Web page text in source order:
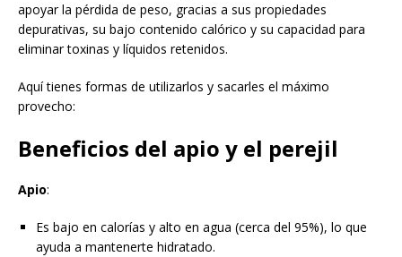
apoyar la pérdida de peso, gracias a sus propiedades
depurativas, su bajo contenido calórico y su capacidad para
eliminar toxinas y líquidos retenidos.
Aquí tienes formas de utilizarlos y sacarles el máximo
provecho:
Beneficios del apio y el perejil
Apio:
Es bajo en calorías y alto en agua (cerca del 95%), lo que
ayuda a mantenerte hidratado.